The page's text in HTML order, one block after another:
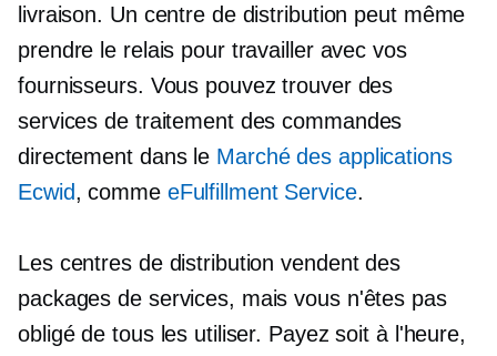
livraison. Un centre de distribution peut même
prendre le relais pour travailler avec vos
fournisseurs. Vous pouvez trouver des
services de traitement des commandes
directement dans le Marché des applications
Ecwid, comme eFulfillment Service.
Les centres de distribution vendent des
packages de services, mais vous n'êtes pas
obligé de tous les utiliser. Payez soit à l'heure,